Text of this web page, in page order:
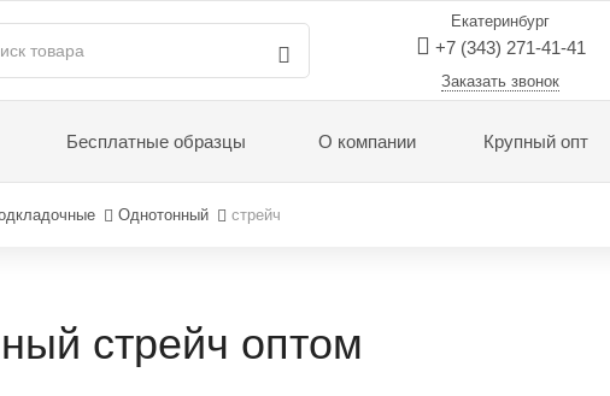
Екатеринбург
+7 (343) 271-41-41
Заказать звонок
Бесплатные образцы О компании Крупный опт
Однотонный стрейч
стрейч оптом